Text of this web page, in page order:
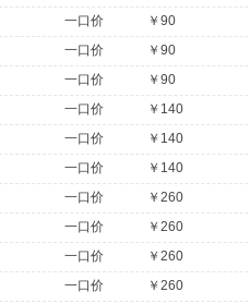
一口价 ￥90
一口价 ￥90
一口价 ￥90
一口价 ￥140
一口价 ￥140
一口价 ￥140
一口价 ￥260
一口价 ￥260
一口价 ￥260
一口价 ￥260